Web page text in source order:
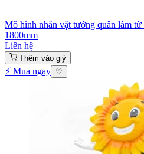
Mô hình nhân vật tướng quân làm từ
1800mm
Liên hệ
Thêm vào giỷ
⚡ Mua ngay ♡